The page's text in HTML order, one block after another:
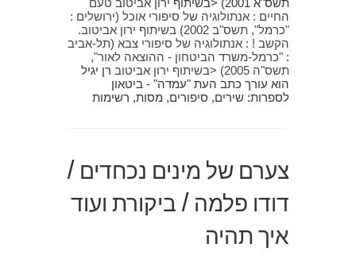
תשס"א 2001) <בשיתוף
ירון אביטוב טעם
החיים : אנתולוגיה של סיפורי אוכל (ירושלים :
"כרמל", תשס"ב 2002) בשיתוף
ירון אביטוב.
הקשב ! : אנתולוגיה של סיפורי צבא (תל-אביב
: "כרמל-משרד הביטחון - ההוצאה לאור",
תשס"ה 2005) <בשיתוף
ירון אביטוב רן יגיל
הוא עורך כתב העת "עמדה" - ביטאון
לספרות: שירים, סיפורים, מסות, רשימות
צערם של מינים נכחדים /
דודו פלמה / ביקורת ועוד
איך תהיה